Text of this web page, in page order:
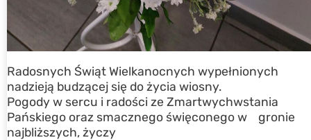
Radosnych Świąt Wielkanocnych wypełnionych
nadzieją budzącej się do życia wiosny.
Pogody w sercu i radości ze Zmartwychwstania
Pańskiego oraz smacznego święconego w gronie
najbliższych, życzy